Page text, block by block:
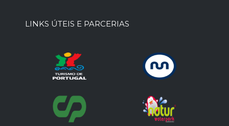
LINKS ÚTEIS E PARCERIAS